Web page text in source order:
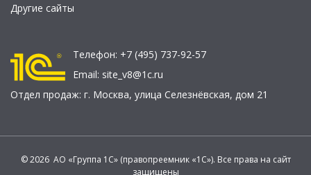
Другие сайты
Телефон: +7 (495) 737-92-57
Email: site_v8@1c.ru
Отдел продаж: г. Москва, улица Селезнёвская, дом 21
© 2026 АО «Группа 1С» (правопреемник «1С»). Все права на сайт
защищены